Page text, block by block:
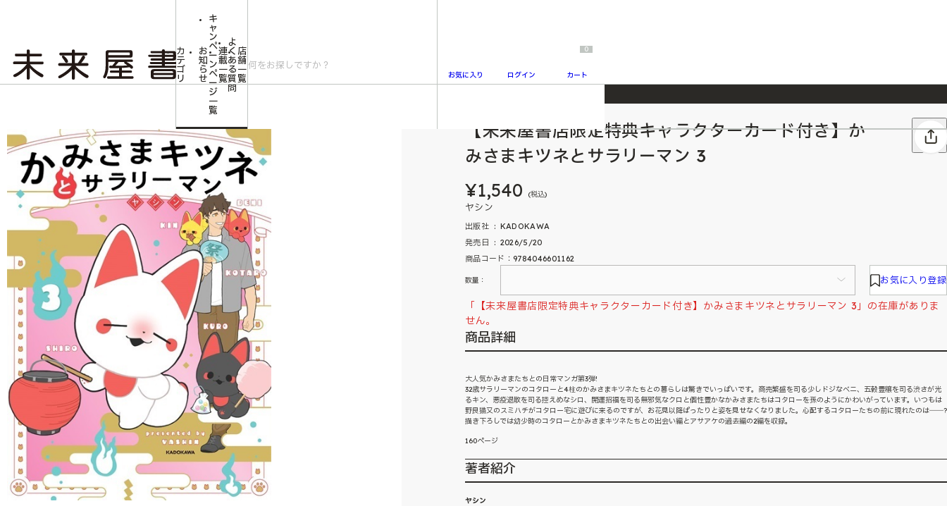
2026/7/23 『ONE PIECE magazine 021 ONE PIECEカード付き同梱版』発売延期のご案内
カ
テ
ゴ
リ
お
知
ら
せ
キ
ャ
ン
ペ
ー
ン
ペ
ー
ジ
一
覧
連
載
一
覧
よ
く
あ
る
質
問
店
舗
一
覧
お気に入り ログイン
0
カート
【未来屋書店限定特典キャラクターカード付き】かみさまキツネとサラリーマン 3
【未来屋書店限定特典キャラクターカード付き】か
みさまキツネとサラリーマン 3
¥1,540 (税込)
ヤシン
出版社 ‏ : ‎ KADOKAWA
発売日 ‏ : ‎ 2026/5/20
商品コード：9784046601162
数量： お気に入り登録
「【未来屋書店限定特典キャラクターカード付き】かみさまキツネとサラリーマン 3」の在庫がありま
せん。
商品詳細
大人気かみさまたちとの日常マンガ第3弾!
32歳サラリーマンのコタローと4柱のかみさまキツネたちとの暮らしは驚きでいっぱいです。商売繁盛を司る少しドジなベニ、五穀豊穣を司る渋さが光
るキン、悪疫退散を司る控えめなシロ、開運招福を司る無邪気なクロと個性豊かなかみさまたちはコタローを孫のようにかわいがっています。いつもは
野良猫又のスミハチがコタロー宅に遊びに来るのですが、お花見以降ぱったりと姿を見せなくなりました。心配するコタローたちの前に現れたのは――?
描き下ろしでは幼少時のコタローとかみさまキツネたちとの出会い編とアサアケの過去編の2編を収録。
160ページ
著者紹介
ヤシン